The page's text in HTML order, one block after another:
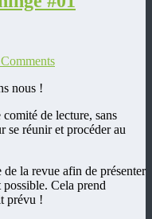
nous !
de lecture, sans
se réunir et procéder au
la revue afin de présenter
Cela prend
prévu !